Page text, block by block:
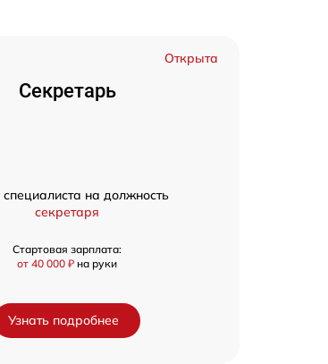
Открыта
Секретарь
на должность
секретаря
Стартовая зарплата:
от 40 000 ₽ на руки
Узнать подробнее